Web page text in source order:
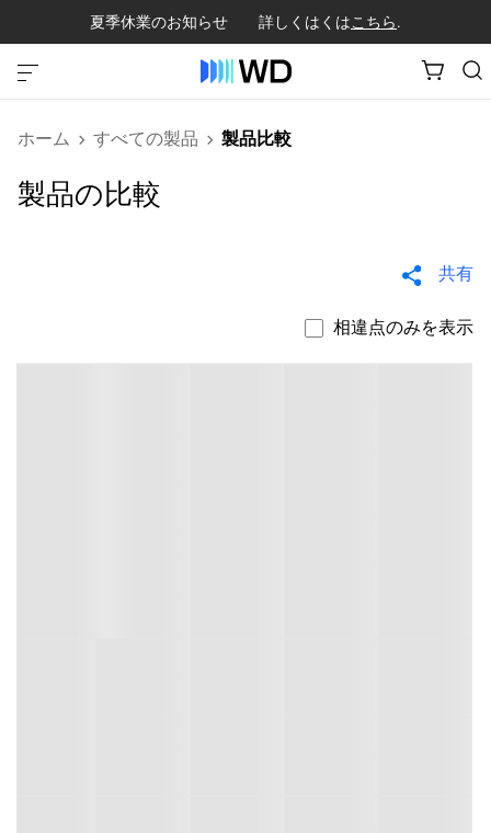
夏季休業のお知らせ 詳しくはくはこちら.
ホーム すべての製品 製品比較
製品の比較
共有
相違点のみを表示